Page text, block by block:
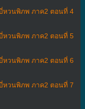
บี่หวนพิภพ ภาค2 ตอนที่ 4
บี่หวนพิภพ ภาค2 ตอนที่ 5
บี่หวนพิภพ ภาค2 ตอนที่ 6
บี่หวนพิภพ ภาค2 ตอนที่ 7